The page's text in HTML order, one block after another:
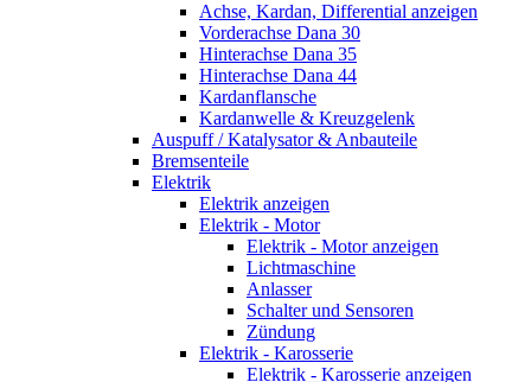
Achse, Kardan, Differential anzeigen
Vorderachse Dana 30
Hinterachse Dana 35
Hinterachse Dana 44
Kardanflansche
Kardanwelle & Kreuzgelenk
Auspuff / Katalysator & Anbauteile
Bremsenteile
Elektrik
Elektrik anzeigen
Elektrik - Motor
Elektrik - Motor anzeigen
Lichtmaschine
Anlasser
Schalter und Sensoren
Zündung
Elektrik - Karosserie
Elektrik - Karosserie anzeigen